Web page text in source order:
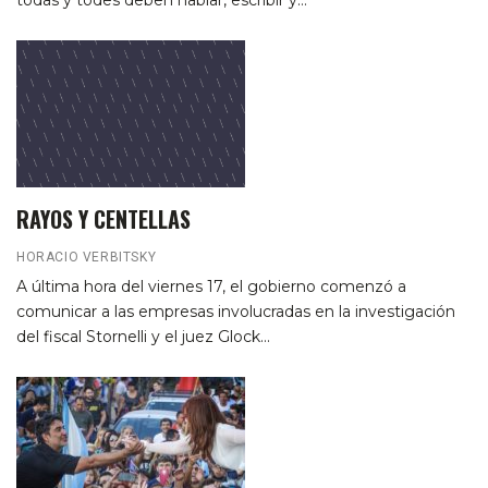
RAYOS Y CENTELLAS
HORACIO VERBITSKY
A última hora del viernes 17, el gobierno comenzó a
comunicar a las empresas involucradas en la investigación
del fiscal Stornelli y el juez Glock…